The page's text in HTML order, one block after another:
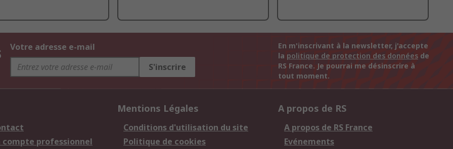
Votre adresse e-mail
S'inscrire
En m'inscrivant à la newsletter, j'accepte
la politique de protection des données de
RS France. Je pourrai me désinscrire à
tout moment.
compte professionnel
Mentions Légales
Conditions d'utilisation du site
Politique de cookies
A propos de RS
A propos de RS France
Evénements